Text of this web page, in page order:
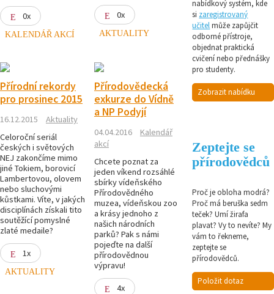
0x
KALENDÁŘ AKCÍ
0x
AKTUALITY
Přírodní rekordy
pro prosinec 2015
16.12.2015
Aktuality
Celoroční seriál
českých i světových
NEJ zakončíme mimo
jiné Tokiem, borovicí
Lambertovou, olovem
nebo sluchovými
kůstkami. Víte, v jakých
disciplínách získali tito
soutěžící pomyslné
zlaté medaile?
1x
AKTUALITY
Přírodovědecká
exkurze do Vídně
a NP Podyjí
04.04.2016
Kalendář
akcí
Chcete poznat za
jeden víkend rozsáhlé
sbírky vídeňského
Přírodovědného
muzea, vídeňskou zoo
a krásy jednoho z
našich národních
parků? Pak s námi
pojeďte na další
přírodovědnou
výpravu!
4x
nabídkový systém, kde
si zaregistrovaný
učitelmůže zapůjčit
odborné přístroje,
objednat praktická
cvičení nebo přednášky
pro studenty.
Zobrazit nabídku
Zeptejte se
přírodovědců
Proč je obloha modrá?
Proč má beruška sedm
teček? Umí žirafa
plavat? Vy to nevíte? My
vám to řekneme,
zeptejte se
přírodovědců.
Položit dotaz